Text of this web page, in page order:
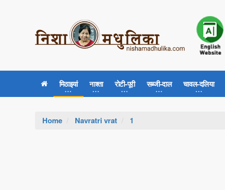
मिठाइयां नाश्ता रोटी-पूरी सब्जी-दाल चावल-दलिया
Home Navratri vrat 1